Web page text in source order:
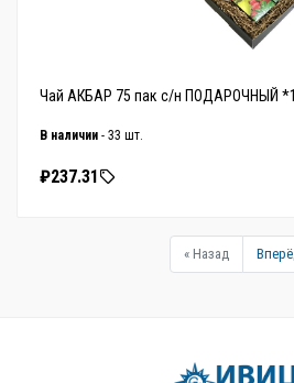
Чай АКБАР 75 пак с/н ПОДАРОЧНЫЙ
В наличии - 33 шт.
₽237.31
« Назад